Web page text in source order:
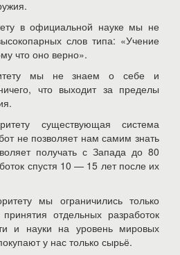
в официальной науке мы не
слов типа: «Учение
что оно верно».
мы не знаем о себе и
что выходит за пределы
существующая система
не позволяет нам самим знать
получать с Запада до 80
спустя 10 — 15 лет после их
мы ограничились только
отдельных разработок
и науки на уровень мировых
у нас только сырьё.